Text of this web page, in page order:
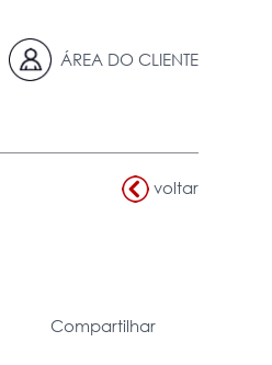
ÁREA DO CLIENTE
voltar
Compartilhar